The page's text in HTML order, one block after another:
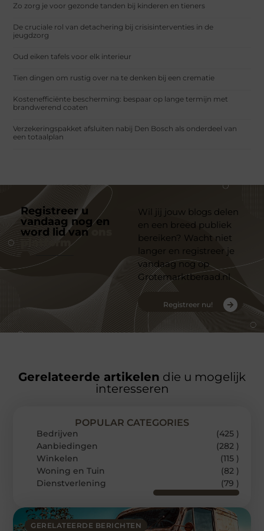
Zo zorg je voor gezonde tanden bij kinderen en tieners
De cruciale rol van detachering bij crisisinterventies in de
jeugdzorg
Oud eiken tafels voor elk interieur
Tien dingen om rustig over na te denken bij een crematie
Kostenefficiënte bescherming: bespaar op lange termijn met
brandwerend coaten
Verzekeringspakket afsluiten nabij Den Bosch als onderdeel van
een totaalplan
Registreer u
vandaag nog en
word lid van
platform
Wil jij jouw blogs delen
en een breed publiek
bereiken? Wacht niet
langer en registreer je
vandaag nog op
Grotemarktberaad.nl
Registreer nu!
Gerelateerde artikelen die u mogelijk
interesseren
GERELATEERDE BERICHTEN
POPULAR CATEGORIES
Bedrijven
(425 )
Aanbiedingen
(282 )
Winkelen
(115 )
Woning en Tuin
(82 )
Dienstverlening
(79 )